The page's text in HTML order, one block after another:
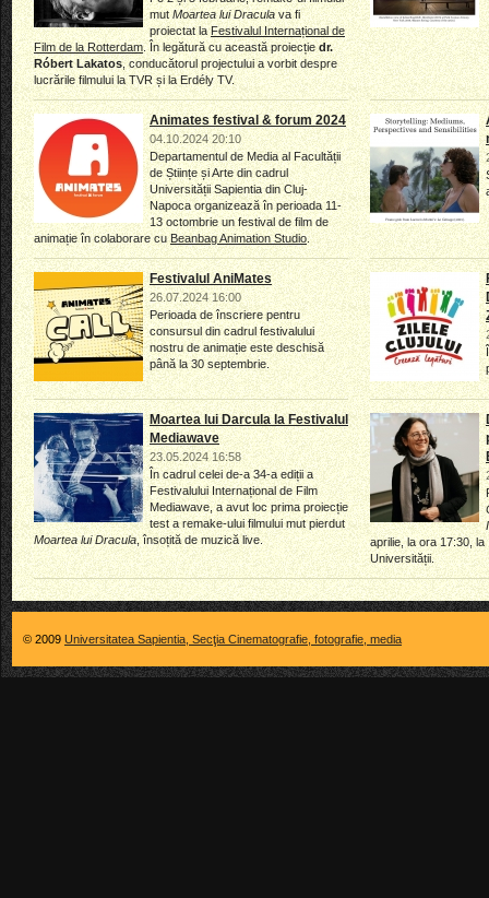
mutMoartea lui Draculava fi
proiectat laFestivalul Internațional de
Film de la Rotterdam. În legătură cu această proiecțiedr.
Róbert Lakatos, conducătorul projectului a vorbit despre
lucrările filmului la TVR și la Erdély TV.
Animates festival & forum 2024
04.10.2024 20:10
Departamentul de Media al Facultății
de Științe și Arte din cadrul
Universității Sapientia din Cluj-
Napoca organizează în perioada 11-
13 octombrie un festival de film de
animație în colaborare cuBeanbag Animation Studio.
Festivalul AniMates
26.07.2024 16:00
Perioada de înscriere pentru
consursul din cadrul festivalului
nostru de animație este deschisă
până la 30 septembrie.
Moartea lui Darcula la Festivalul
Mediawave
23.05.2024 16:58
În cadrul celei de-a 34-a ediții a
Festivalului Internațional de Film
Mediawave, a avut loc prima proiecție
test a remake-ului filmului mut pierdut
Moartea lui Dracula, însoțită de muzică live.
aprilie, la ora 17:30,
Universității.
© 2009 Universitatea Sapientia, Secţia Cinematografie, fotografie, media